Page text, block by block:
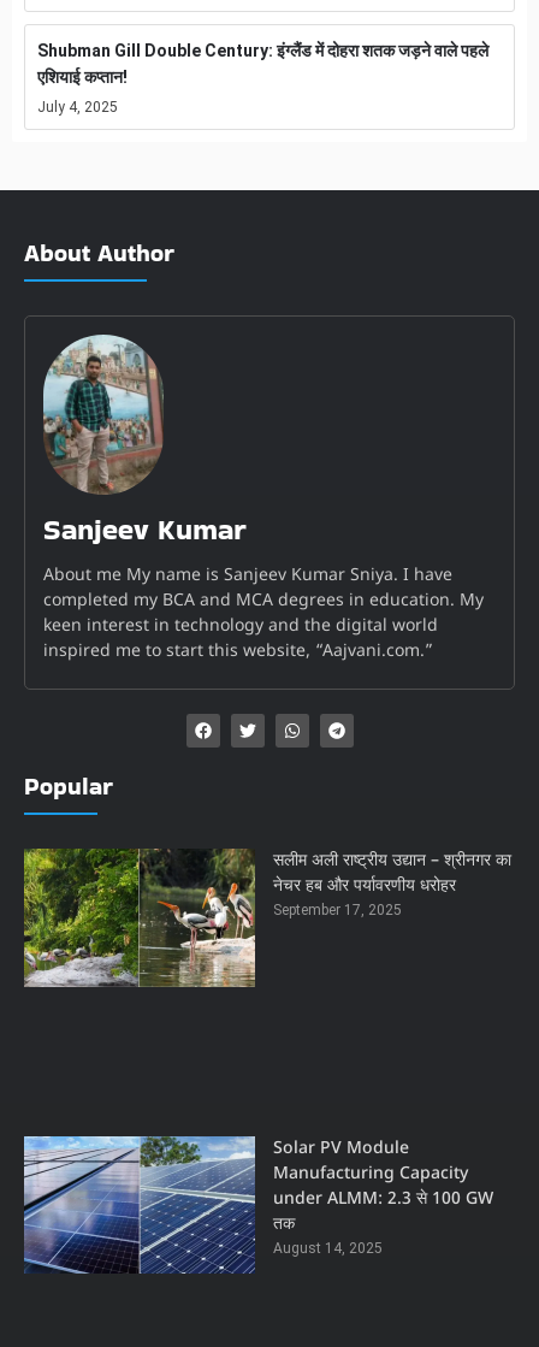
Shubman Gill Double Century: इंग्लैंड में दोहरा शतक जड़ने वाले पहले
एशियाई कप्तान!
July 4, 2025
About Author
Sanjeev Kumar
About me My name is Sanjeev Kumar Sniya. I have
completed my BCA and MCA degrees in education. My
keen interest in technology and the digital world
inspired me to start this website, “Aajvani.com.”
Popular
सलीम अली राष्ट्रीय उद्यान – श्रीनगर का
नेचर हब और पर्यावरणीय धरोहर
September 17, 2025
Solar PV Module
Manufacturing Capacity
under ALMM: 2.3 से 100 GW
तक
August 14, 2025